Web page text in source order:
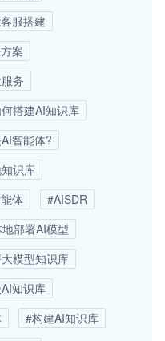
服搭建
案
务
搭建AI知识库
智能体?
识库
体
#AISDR
部署AI模型
模型知识库
知识库
#构建AI知识库